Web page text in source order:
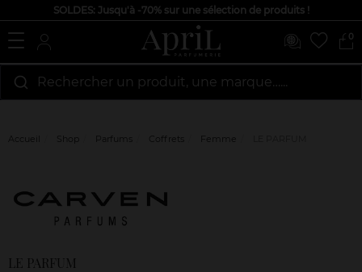
SOLDES: Jusqu'à -70% sur une sélection de produits !
0
Rechercher un produit, une marque…...
Accueil Shop Parfums Coffrets Femme
LE PARFUM